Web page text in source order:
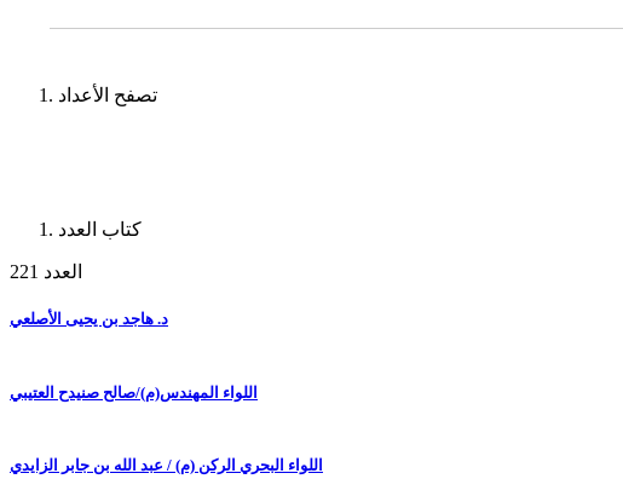
تصفح الأعداد
كتاب العدد
العدد 221
د. هاجد بن يحيى الأصلعي
اللواء المهندس(م)/صالح صنيدح العتيبي
اللواء البحري الركن (م) / عبد الله بن جابر الزايدي